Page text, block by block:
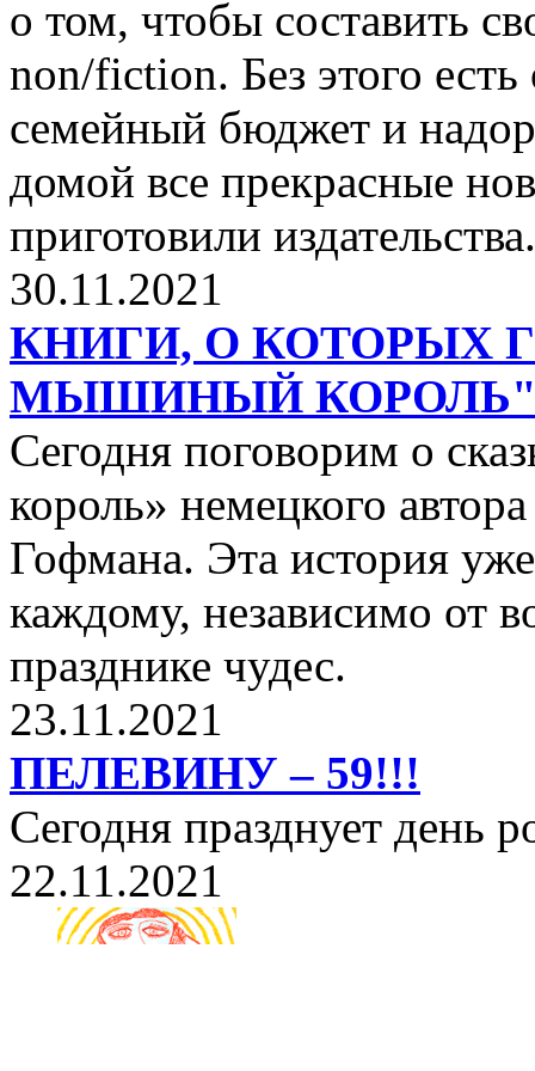
о том, чтобы составить
non/fiction. Без этого есть
семейный бюджет и
домой все прекрасные
приготовили издательства.
30.11.2021
КНИГИ, О КОТОРЫХ
МЫШИНЫЙ
Сегодня поговорим о
король» немецкого
Гофмана. Эта история
каждому, независимо от
празднике чудес.
23.11.2021
ПЕЛЕВИНУ – 59!!!
Сегодня празднует день
22.11.2021